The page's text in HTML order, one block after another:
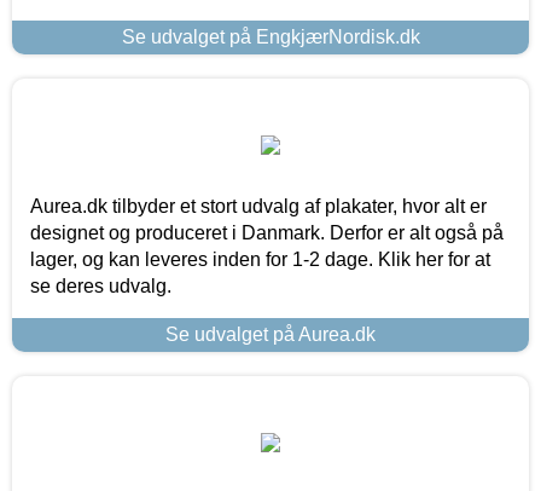
Se udvalget på EngkjærNordisk.dk
Aurea.dk tilbyder et stort udvalg af plakater, hvor alt er
designet og produceret i Danmark. Derfor er alt også på
lager, og kan leveres inden for 1-2 dage. Klik her for at
se deres udvalg.
Se udvalget på Aurea.dk